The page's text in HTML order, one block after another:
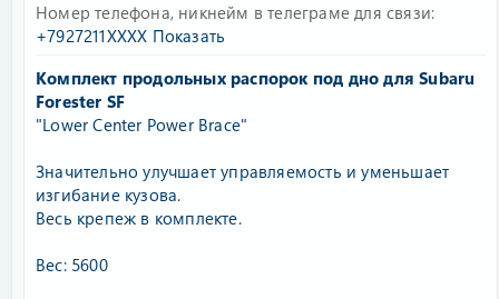
Номер телефона, никнейм в телеграме для связи
+7927211XXXX Показать
Комплект продольных распорок под дно для Subaru
Forester SF
"Lower Center Power Brace"
Значительно улучшает управляемость и уменьшает
изгибание кузова.
Весь крепеж в комплекте.
Вес: 5600